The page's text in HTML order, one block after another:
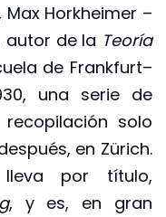
Horkheimer –
autor de la Teoría
de Frankfurt–
una serie de
solo
en Zürich.
por título,
, y es, en gran